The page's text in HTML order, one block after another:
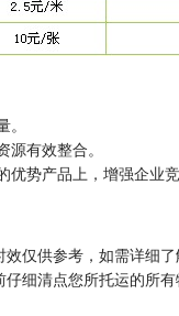
有效整合。
势产品上，增强企业竞
仅供参考，如需详细了
细清点您所托运的所